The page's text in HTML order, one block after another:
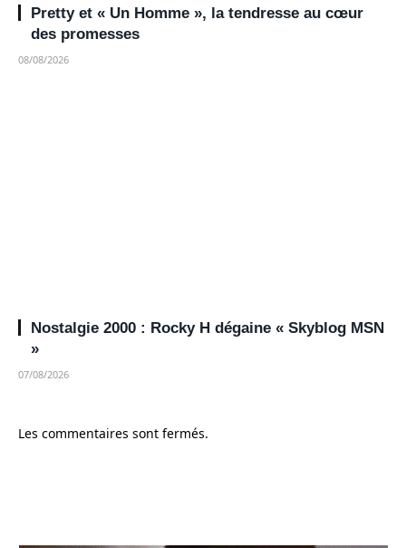
Pretty et « Un Homme », la tendresse au cœur
des promesses
08/08/2026
Nostalgie 2000 : Rocky H dégaine « Skyblog MSN
»
07/08/2026
Les commentaires sont fermés.